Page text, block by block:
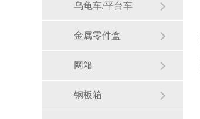
乌龟车/平台车
金属零件盒
网箱
钢板箱